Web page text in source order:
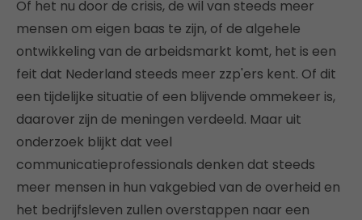
Of het nu door de crisis, de wil van steeds meer
mensen om eigen baas te zijn, of de algehele
ontwikkeling van de arbeidsmarkt komt, het is een
feit dat Nederland steeds meer zzp'ers kent. Of dit
een tijdelijke situatie of een blijvende ommekeer is,
daarover zijn de meningen verdeeld. Maar uit
onderzoek blijkt dat veel
communicatieprofessionals denken dat steeds
meer mensen in hun vakgebied van de overheid en
het bedrijfsleven zullen overstappen naar een